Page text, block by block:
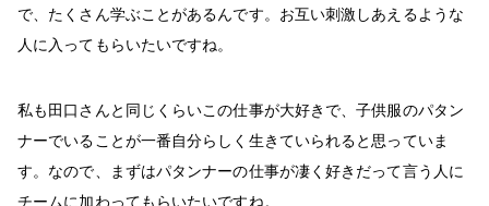
で、たくさん学ぶことがあるんです。お互い刺激しあえるような
人に入ってもらいたいですね。
私も田口さんと同じくらいこの仕事が大好きで、子供服のパタン
ナーでいることが一番自分らしく生きていられると思っていま
す。なので、まずはパタンナーの仕事が凄く好きだって言う人に
チームに加わってもらいたいですね。